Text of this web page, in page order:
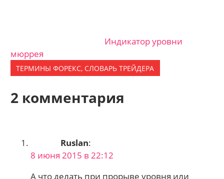
Индикатор уровни
мюррея
ТЕРМИНЫ ФОРЕКС, СЛОВАРЬ ТРЕЙДЕРА
2 комментария
Ruslan:
8 июня 2015 в 22:12
А что делать при прорыве уровня или